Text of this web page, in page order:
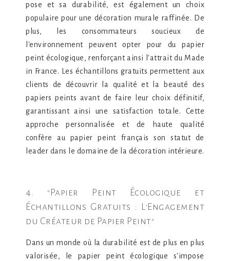
pose et sa durabilité, est également un choix
populaire pour une décoration murale raffinée. De
plus, les consommateurs soucieux de
l'environnement peuvent opter pour du papier
peint écologique, renforçant ainsi l'attrait du Made
in France. Les échantillons gratuits permettent aux
clients de découvrir la qualité et la beauté des
papiers peints avant de faire leur choix définitif,
garantissant ainsi une satisfaction totale. Cette
approche personnalisée et de haute qualité
confère au papier peint français son statut de
leader dans le domaine de la décoration intérieure.
4. "Papier Peint Écologique et
Échantillons Gratuits : L'Engagement
du Créateur de Papier Peint"
Dans un monde où la durabilité est de plus en plus
valorisée, le papier peint écologique s'impose